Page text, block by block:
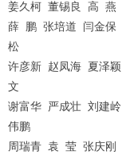
姜久柯 董锡良 高 燕
薛
鹏 张培道 闫金保
松
许彦新 赵凤海 夏泽颖
文
谢富华 严成壮 刘建岭
伟鹏
周瑞青 袁 莹 张庆刚